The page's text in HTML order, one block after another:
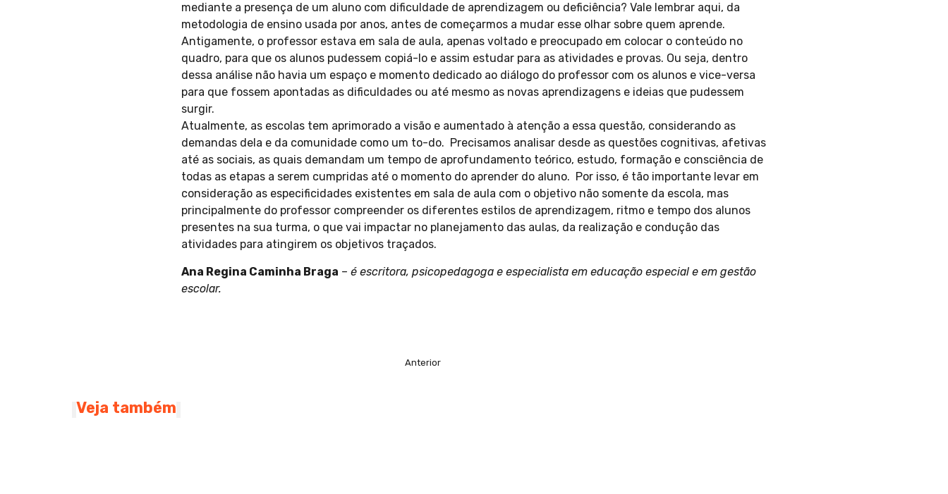
mediante a presença de um aluno com dificuldade de aprendizagem ou deficiência? Vale lembrar aqui, da
metodologia de ensino usada por anos, antes de começarmos a mudar esse olhar sobre quem aprende.
Antigamente, o professor estava em sala de aula, apenas voltado e preocupado em colocar o conteúdo no
quadro, para que os alunos pudessem copiá-lo e assim estudar para as atividades e provas. Ou seja, dentro
dessa análise não havia um espaço e momento dedicado ao diálogo do professor com os alunos e vice-versa
para que fossem apontadas as dificuldades ou até mesmo as novas aprendizagens e ideias que pudessem
surgir.
Atualmente, as escolas tem aprimorado a visão e aumentado à atenção a essa questão, considerando as
demandas dela e da comunidade como um to-do. Precisamos analisar desde as questões cognitivas, afetivas
até as sociais, as quais demandam um tempo de aprofundamento teórico, estudo, formação e consciência de
todas as etapas a serem cumpridas até o momento do aprender do aluno. Por isso, é tão importante levar em
consideração as especificidades existentes em sala de aula com o objetivo não somente da escola, mas
principalmente do professor compreender os diferentes estilos de aprendizagem, ritmo e tempo dos alunos
presentes na sua turma, o que vai impactar no planejamento das aulas, da realização e condução das
atividades para atingirem os objetivos traçados.
Ana Regina Caminha Braga – é escritora, psicopedagoga e especialista em educação especial e em gestão
escolar.
Anterior
Veja também